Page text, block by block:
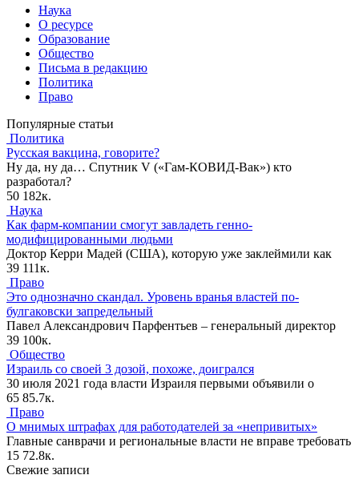
Наука
О ресурсе
Образование
Общество
Письма в редакцию
Политика
Право
Популярные статьи
Политика
Русская вакцина, говорите?
Ну да, ну да… Спутник V («Гам-КОВИД-Вак») кто
разработал?
50 182к.
Наука
Как фарм-компании смогут завладеть генно-
модифицированными людьми
Доктор Керри Мадей (США), которую уже заклеймили как
39 111к.
Право
Это однозначно скандал. Уровень вранья властей по-
булгаковски запредельный
Павел Александрович Парфентьев – генеральный директор
39 100к.
Общество
Израиль со своей 3 дозой, похоже, доигрался
30 июля 2021 года власти Израиля первыми объявили о
65 85.7к.
Право
О мнимых штрафах для работодателей за «непривитых»
Главные санврачи и региональные власти не вправе требовать
15 72.8к.
Свежие записи